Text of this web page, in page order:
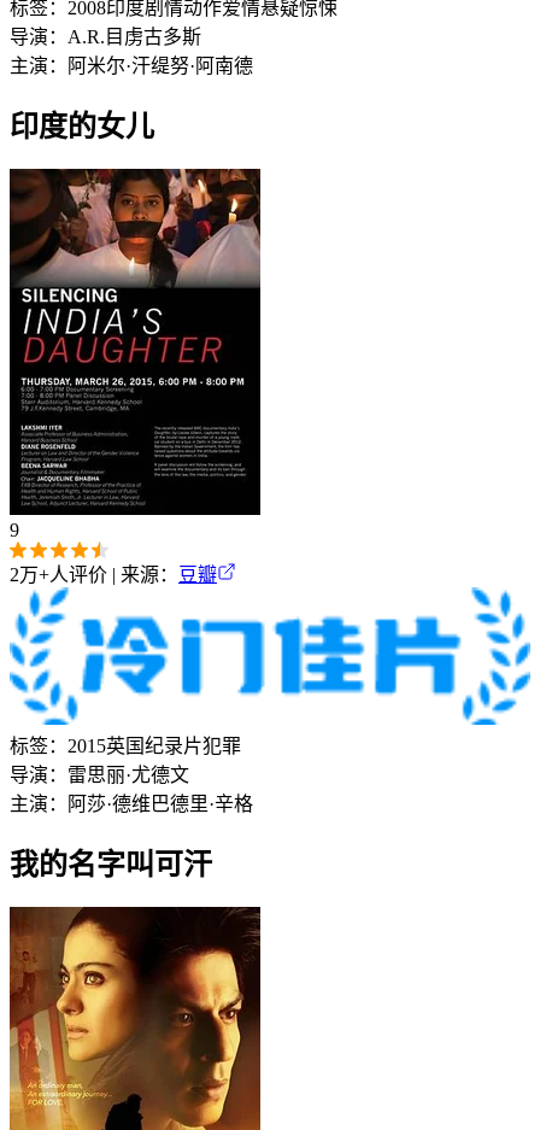
标签： 2008印度剧情动作爱情悬疑惊悚
导演： A.R.目虏古多斯
主演：
阿米尔·汗缇努·阿南德
印度的女儿
9
2万+人评价 | 来源： 豆瓣
标签： 2015英国纪录片犯罪
导演： 雷思丽·尤德文
主演：
阿莎·德维 巴德里·辛格
我的名字叫可汗